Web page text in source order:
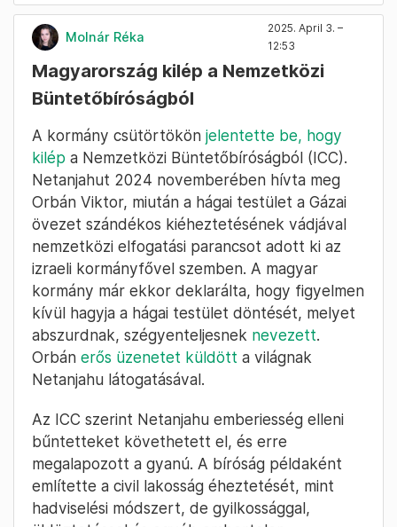
Molnár Réka
2025. April 3. –
12:53
Magyarország kilép a Nemzetközi
Büntetőbíróságból
A kormány csütörtökön jelentette be, hogy
kilép a Nemzetközi Büntetőbíróságból (ICC).
Netanjahut 2024 novemberében hívta meg
Orbán Viktor, miután a hágai testület a Gázai
övezet szándékos kiéheztetésének vádjával
nemzetközi elfogatási parancsot adott ki az
izraeli kormányfővel szemben. A magyar
kormány már ekkor deklarálta, hogy figyelmen
kívül hagyja a hágai testület döntését, melyet
abszurdnak, szégyenteljesnek nevezett.
Orbán erős üzenetet küldött a világnak
Netanjahu látogatásával.
Az ICC szerint Netanjahu emberiesség elleni
bűntetteket követhetett el, és erre
megalapozott a gyanú. A bíróság példaként
említette a civil lakosság éheztetését, mint
hadviselési módszert, de gyilkossággal,